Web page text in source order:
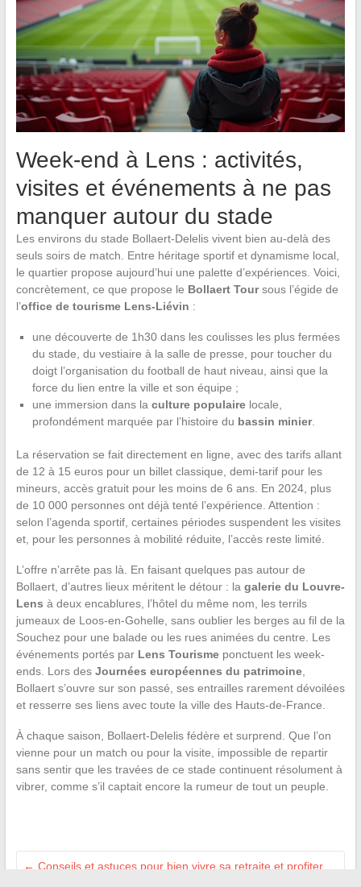
Week-end à Lens : activités,
visites et événements à ne pas
manquer autour du stade
Les environs du stade Bollaert-Delelis vivent bien au-delà des
seuls soirs de match. Entre héritage sportif et dynamisme local,
le quartier propose aujourd’hui une palette d’expériences. Voici,
concrètement, ce que propose le Bollaert Toursous l’égide de
l’office de tourisme Lens-Liévin :
une découverte de 1h30 dans les coulisses les plus fermées
du stade, du vestiaire à la salle de presse, pour toucher du
doigt l’organisation du football de haut niveau, ainsi que la
force du lien entre la ville et son équipe ;
une immersion dans la culture populairelocale,
profondément marquée par l’histoire du bassin minier.
La réservation se fait directement en ligne, avec des tarifs allant
de 12 à 15 euros pour un billet classique, demi-tarif pour les
mineurs, accès gratuit pour les moins de 6 ans. En 2024, plus
de 10 000 personnes ont déjà tenté l’expérience. Attention :
selon l’agenda sportif, certaines périodes suspendent les visites
et, pour les personnes à mobilité réduite, l’accès reste limité.
L’offre n’arrête pas là. En faisant quelques pas autour de
Bollaert, d’autres lieux méritent le détour : la galerie du Louvre-
Lens à deux encablures, l’hôtel du même nom, les terrils
jumeaux de Loos-en-Gohelle, sans oublier les berges au fil de la
Souchez pour une balade ou les rues animées du centre. Les
événements portés par Lens Tourismeponctuent les week-
ends. Lors des Journées européennes du patrimoine,
Bollaert s’ouvre sur son passé, ses entrailles rarement dévoilées
et resserre ses liens avec toute la ville des Hauts-de-France.
À chaque saison, Bollaert-Delelis fédère et surprend. Que l’on
vienne pour un match ou pour la visite, impossible de repartir
sans sentir que les travées de ce stade continuent résolument à
vibrer, comme s’il captait encore la rumeur de tout un peuple.
← Conseils et astuces pour bien vivre sa retraite et profiter